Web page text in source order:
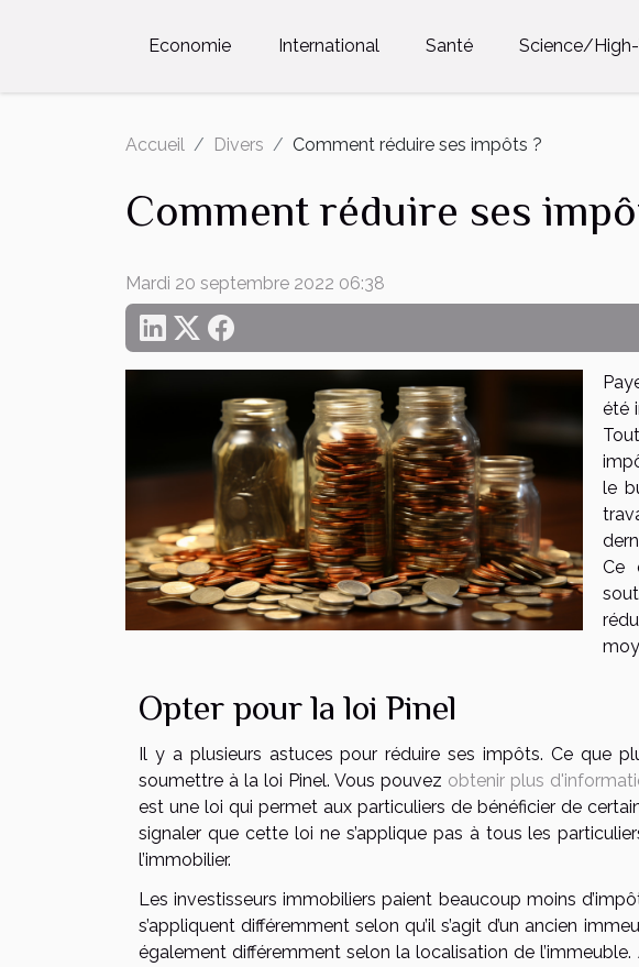
Economie International Santé Science/
Accueil Divers Comment réduire ses impôts ?
Comment réduire ses
Mardi 20 septembre 2022 06:38
été
le
Ce
Opter pour la loi Pinel
Il y a plusieurs astuces pour réduire ses impôts. Ce que
soumettre à la loi Pinel. Vous pouvez obtenir plus
est une loi qui permet aux particuliers de bénéficier de
signaler que cette loi ne s’applique pas à tous les
l’immobilier.
Les investisseurs immobiliers paient beaucoup moins
s’appliquent différemment selon qu’il s’agit d’un ancien
également différemment selon la localisation de